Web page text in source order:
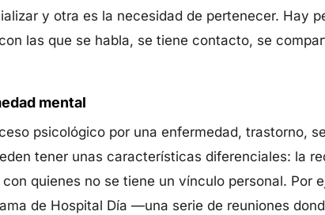
y otra es la necesidad de pertenecer. Hay
las que se habla, se tiene contacto, se
mental
psicológico por una enfermedad, trastorno,
tener unas características diferenciales: la
quienes no se tiene un vínculo personal. Por
de Hospital Día —una serie de reuniones